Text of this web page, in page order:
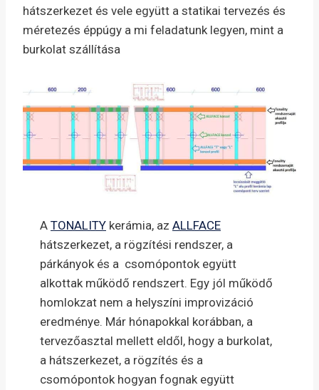
hátszerkezet és vele együtt a statikai tervezés és
méretezés éppúgy a mi feladatunk legyen, mint a
burkolat szállítása
A TONALITY kerámia, az ALLFACE
hátszerkezet, a rögzítési rendszer, a
párkányok és a csomópontok együtt
alkottak működő rendszert. Egy jól működő
homlokzat nem a helyszíni improvizáció
eredménye. Már hónapokkal korábban, a
tervezőasztal mellett eldől, hogy a burkolat,
a hátszerkezet, a rögzítés és a
csomópontok hogyan fognak együtt